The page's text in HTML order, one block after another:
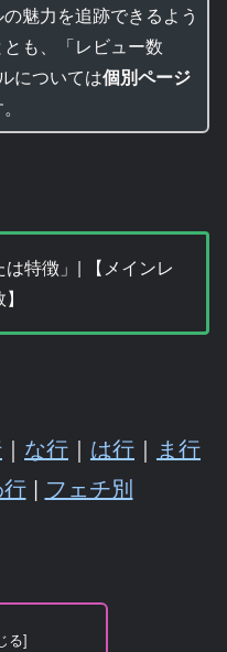
魅力を追跡できるよう
も、「レビュー数
については個別ページ
特徴」| 【メインレ
｜ な行 ｜ は行 ｜ ま行
| フェチ別